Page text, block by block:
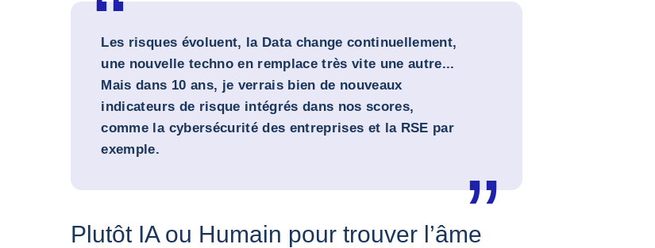
Les risques évoluent, la Data change continuellement,
une nouvelle techno en remplace très vite une autre...
Mais dans 10 ans, je verrais bien de nouveaux
indicateurs de risque intégrés dans nos scores,
comme la cybersécurité des entreprises et la RSE par
exemple.
Plutôt IA ou Humain pour trouver l’âme